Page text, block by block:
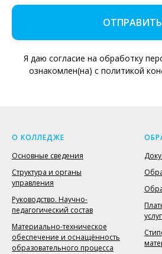
ОТПРАВИТЬ
Я даю согласие на обработку
ознакомлен(на) с политикой
О КОЛЛЕДЖЕ
Основные сведения
Структура и органы
управления
Руководство. Научно-
педагогический состав
Материально-техническое
обеспечение и оснащённость
образовательного процесса